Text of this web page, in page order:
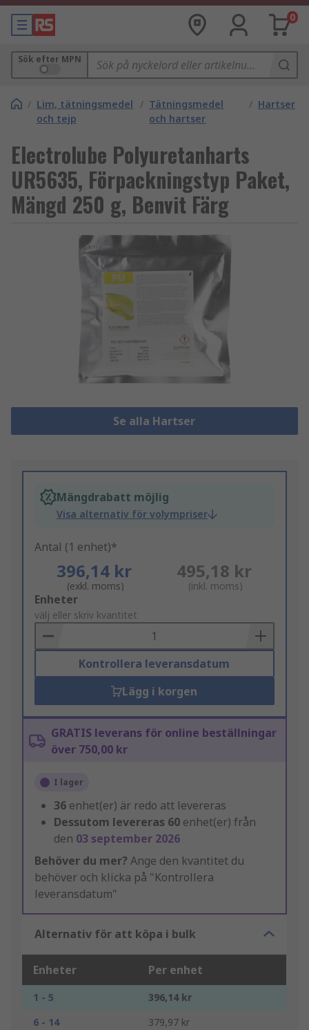
0
Sök efter MPN
/ Lim, tätningsmedel
och tejp
/ Tätningsmedel
och hartser
/ Hartser
Electrolube Polyuretanharts
UR5635, Förpackningstyp Paket,
Mängd 250 g, Benvit Färg
Se alla Hartser
Mängdrabatt möjlig
Visa alternativ för volympriser
Antal (1 enhet)*
396,14 kr
(exkl. moms)
495,18 kr
(inkl. moms)
Add
to
Basket
Enheter
välj eller skriv kvantitet
Kontrollera leveransdatum
Lägg i korgen
GRATIS leverans för online beställningar
över 750,00 kr
I lager
36 enhet(er) är redo att levereras
Dessutom levereras 60 enhet(er) från
den 03 september 2026
Behöver du mer? Ange den kvantitet du
behöver och klicka på "Kontrollera
leveransdatum"
Alternativ för att köpa i bulk
Enheter Per enhet
1 - 5
396,14 kr
6 - 14
379,97 kr